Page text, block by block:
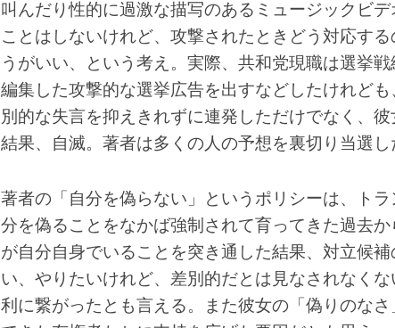
叫んだり性的に過激な描写のあるミュージックビ
ことはしないけれど、攻撃されたときどう対応す
うがいい、という考え。実際、共和党現職は選挙
編集した攻撃的な選挙広告を出すなどしたけれど
別的な失言を抑えきれずに連発しただけでなく、
結果、自滅。著者は多くの人の予想を裏切り当選し
著者の「自分を偽らない」というポリシーは、ト
分を偽ることをなかば強制されて育ってきた過去
が自分自身でいることを突き通した結果、対立候
い、やりたいけれど、差別的だとは見なされなく
利に繋がったとも言える。また彼女の「偽りのな